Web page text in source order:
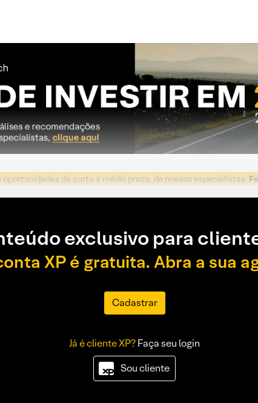
oportunidades de curto a médio prazo, de nossos especialistas.
exclusivo para
XP é gratuita. Abra a sua
Cadastrar
Já é cliente XP?Faça seu login
Sou cliente